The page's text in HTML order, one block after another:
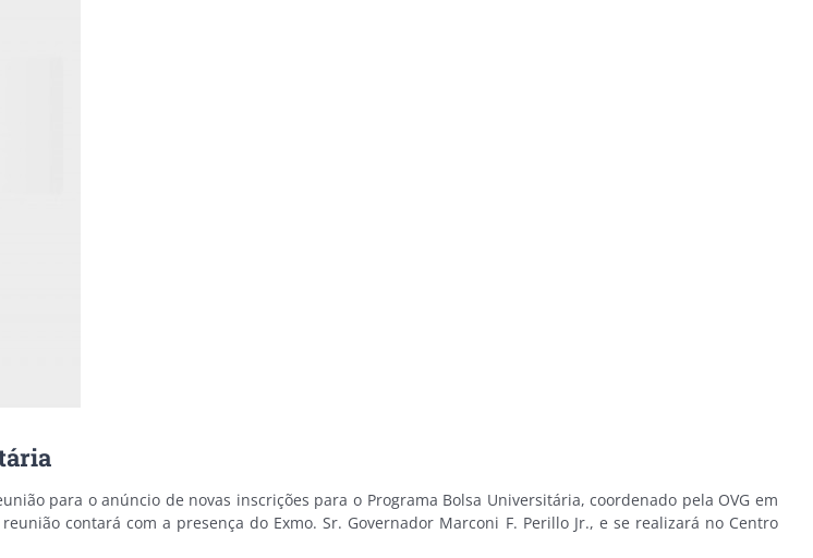
para o anúncio de novas inscrições para o Programa Bolsa Universitária, coordenado pela OVG em
contará com a presença do Exmo. Sr. Governador Marconi F. Perillo Jr., e se realizará no Centro